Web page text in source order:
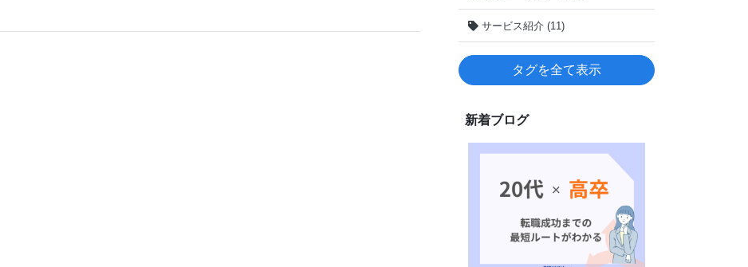
サービス紹介 (11)
タグを全て表示
新着ブログ